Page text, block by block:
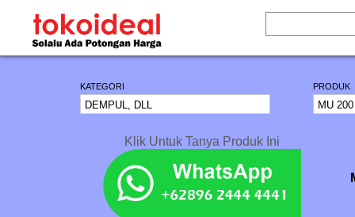
KATEGORI PRODUK
Klik Untuk Tanya Produk Ini